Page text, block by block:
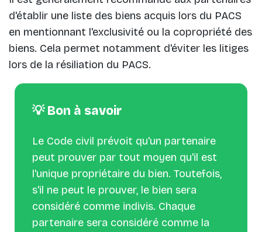
d'établir une liste des biens acquis lors du PACS
en mentionnant l'exclusivité ou la copropriété des
biens. Cela permet notamment d'éviter les litiges
lors de la résiliation du PACS.
💡 Bon à savoir
Le Code civil prévoit qu'un partenaire
peut prouver par tout moyen qu'il est
l'unique propriétaire du bien. Toutefois,
s'il ne peut le prouver, le bien sera
considéré comme indivis. Chaque
partenaire sera considéré comme la